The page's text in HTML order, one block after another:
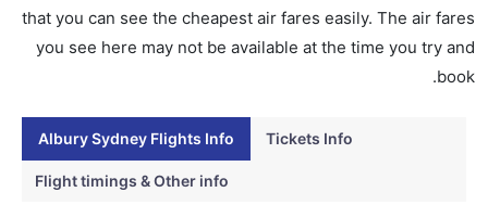
أستراليا يوفرون تذاكر في هذا النطاق من الأسعار.
نعم، يتاح للمسافر خيار إنجاز إجراءات السفر في الرحلة من
إلى سيدني عبر الإنترنت أو في المطار.
that you can see the cheapest air fares easily. The air fares
you see here may not be available at the time you try and
book.
Albury Sydney Flights Info Tickets Info
Flight timings & Other info